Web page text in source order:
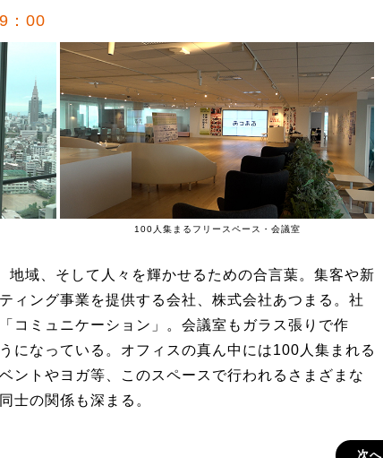
：00
100人集まるフリースペース・会議室
地域、そして人々を輝かせるための合言葉。集客や新
ィング事業を提供する会社、株式会社あつまる。社
コミュニケーション」。会議室もガラス張りで作
になっている。オフィスの真ん中には100人集まれる
ントやヨガ等、このスペースで行われるさまざまな
士の関係も深まる。
次へ